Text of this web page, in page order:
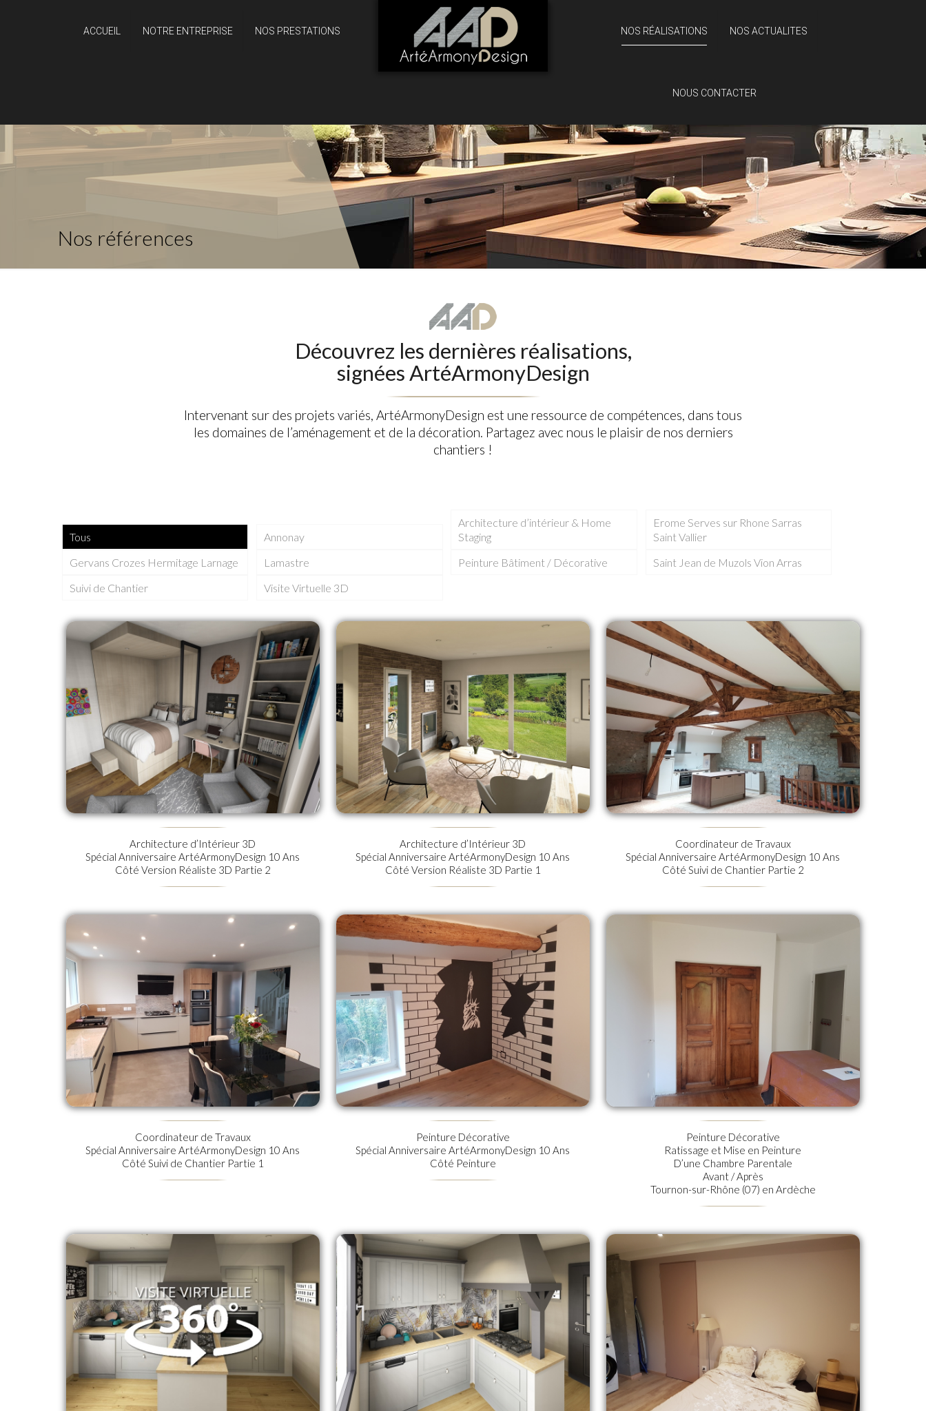
ACCUEIL NOTRE ENTREPRISE NOS PRESTATIONS NOS RÉALISATIONS NOS ACTUALITES
NOUS CONTACTER
Nos références
Découvrez les dernières réalisations,
signées ArtéArmonyDesign
Intervenant sur des projets variés, ArtéArmonyDesign est une ressource de compétences, dans tous
les domaines de l’aménagement et de la décoration. Partagez avec nous le plaisir de nos derniers
chantiers !
Tous Annonay
Architecture d’intérieur & Home
Staging
Erome Serves sur Rhone Sarras
Saint Vallier
Gervans Crozes Hermitage Larnage
Lamastre Peinture Bâtiment / Décorative
Saint Jean de Muzols Vion Arras
Suivi de Chantier
Visite Virtuelle 3D
Architecture d’Intérieur 3D
Spécial Anniversaire ArtéArmonyDesign 10 Ans
Côté Version Réaliste 3D Partie 2
Architecture d’Intérieur 3D
Spécial Anniversaire ArtéArmonyDesign 10 Ans
Côté Version Réaliste 3D Partie 1
Coordinateur de Travaux
Spécial Anniversaire ArtéArmonyDesign 10 Ans
Côté Suivi de Chantier Partie 2
Coordinateur de Travaux
Spécial Anniversaire ArtéArmonyDesign 10 Ans
Côté Suivi de Chantier Partie 1
Peinture Décorative
Spécial Anniversaire ArtéArmonyDesign 10 Ans
Côté Peinture
Peinture Décorative
Ratissage et Mise en Peinture
D’une Chambre Parentale
Avant / Après
Tournon-sur-Rhône (07) en Ardèche